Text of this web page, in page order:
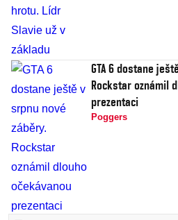
GTA 6 dostane
Rockstar oznámil
prezentaci
Poggers